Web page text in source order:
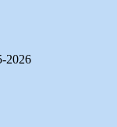
2026